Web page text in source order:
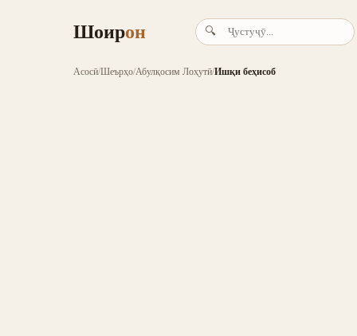
Шоирон 🔍
Асосӣ/Шеърҳо/Абулқосим Лоҳутӣ/Ишқи беҳисоб